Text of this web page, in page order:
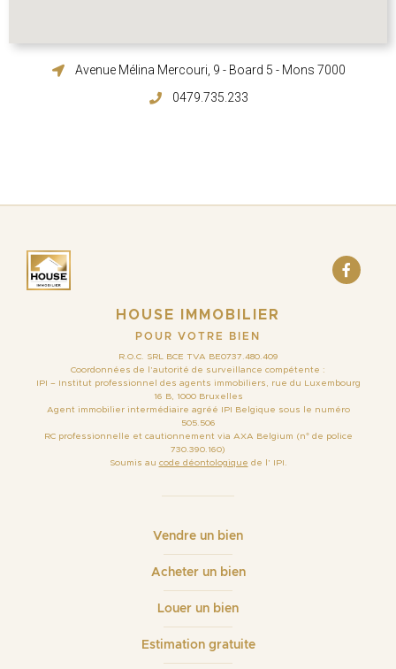
Avenue Mélina Mercouri, 9 - Board 5 - Mons 7000
0479.735.233
HOUSE IMMOBILIER
POUR VOTRE BIEN
R.O.C. SRL BCE TVA BE0737.480.409
Coordonnées de l’autorité de surveillance compétente :
IPI – Institut professionnel des agents immobiliers, rue du Luxembourg
16 B, 1000 Bruxelles
Agent immobilier intermédiaire agréé IPI Belgique sous le numéro
505.506
RC professionnelle et cautionnement via AXA Belgium (n° de police
730.390.160)
Soumis au code déontologique de l’ IPI.
Vendre un bien
Acheter un bien
Louer un bien
Estimation gratuite